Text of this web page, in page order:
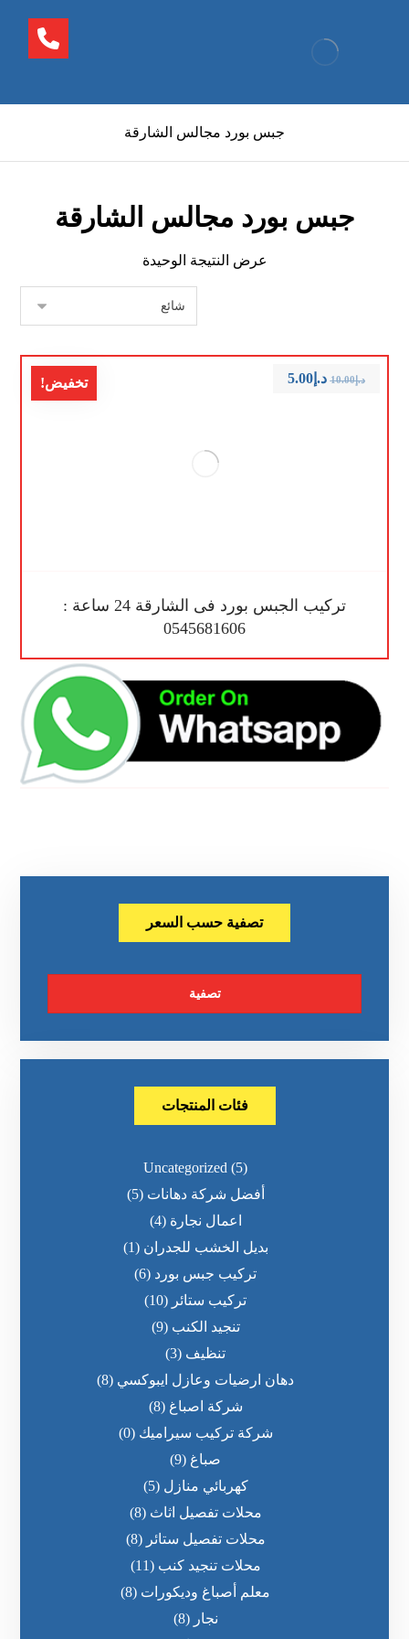
جبس بورد مجالس الشارقة
جبس بورد مجالس الشارقة
عرض النتيجة الوحيدة
تخفيض!
تركيب الجبس بورد فى الشارقة 24 ساعة :
0545681606
د.إ10.00 د.إ5.00
تصفية حسب السعر
تصفية
فئات المنتجات
Uncategorized (5)
أفضل شركة دهانات (5)
اعمال نجارة (4)
بديل الخشب للجدران (1)
تركيب جبس بورد (6)
تركيب ستائر (10)
تنجيد الكنب (9)
تنظيف (3)
دهان ارضيات وعازل ايبوكسي (8)
شركة اصباغ (8)
شركة تركيب سيراميك (0)
صباغ (9)
كهربائي منازل (5)
محلات تفصيل اثاث (8)
محلات تفصيل ستائر (8)
محلات تنجيد كنب (11)
معلم أصباغ وديكورات (8)
نجار (8)